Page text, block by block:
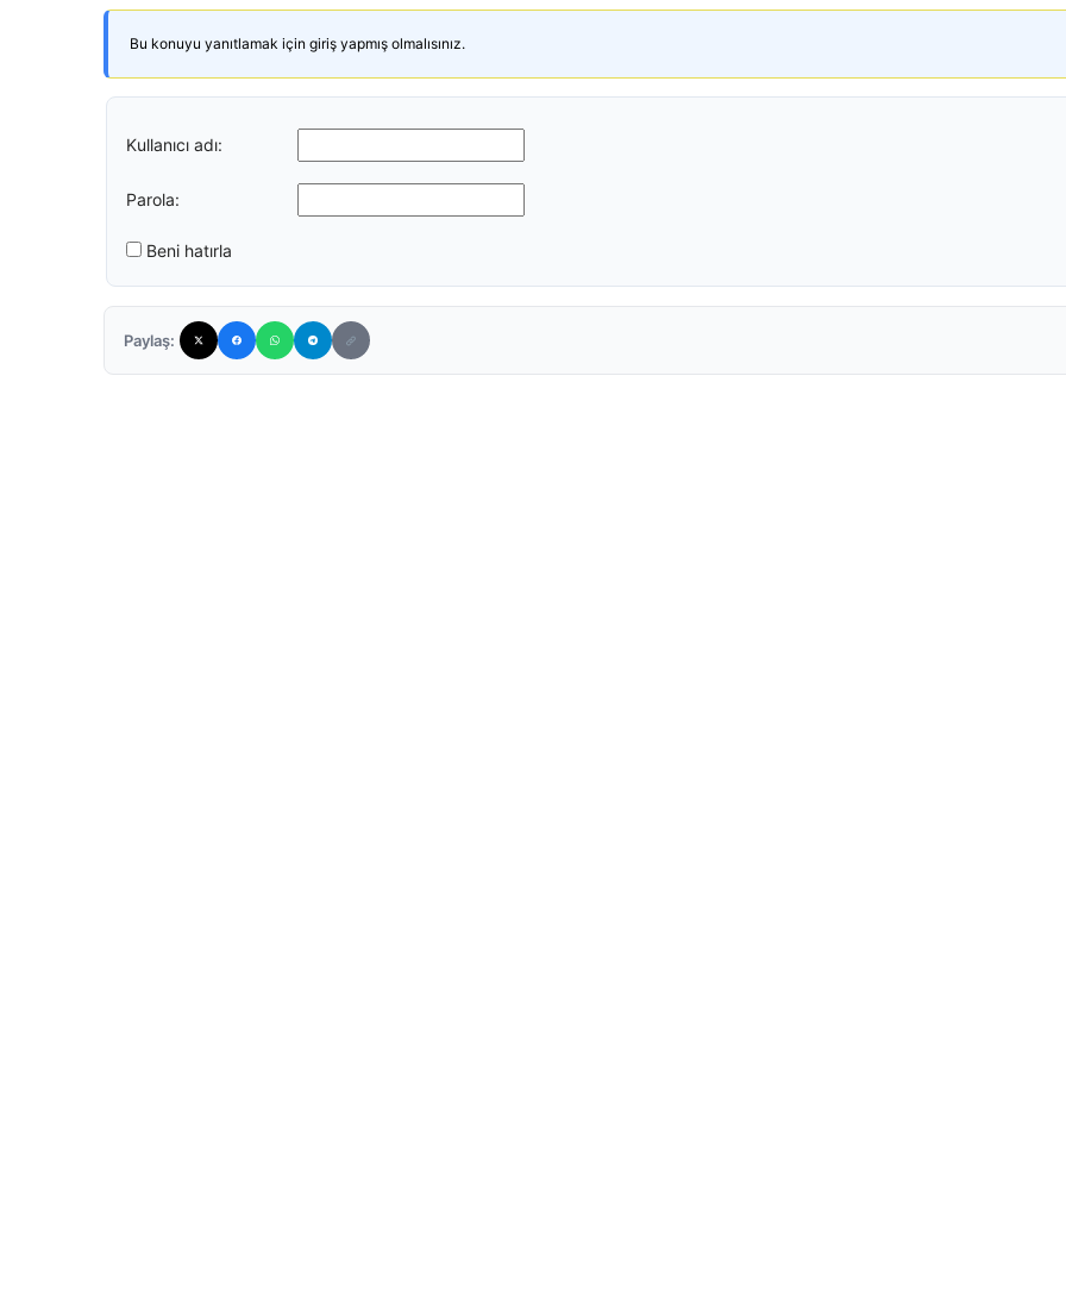
Bu konuyu yanıtlamak için giriş yapmış olmalısınız.
Kullanıcı adı:
Parola:
Beni hatırla
Paylaş: